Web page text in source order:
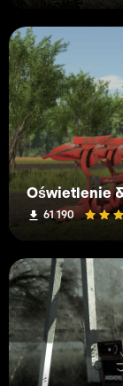
61 190